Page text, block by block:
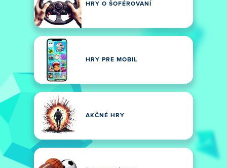
HRY O ŠOFÉROVANÍ
HRY PRE MOBIL
AKČNÉ HRY